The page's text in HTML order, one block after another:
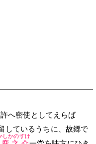
へ密使としてえらば
しているうちに、故郷で
しかのすけ